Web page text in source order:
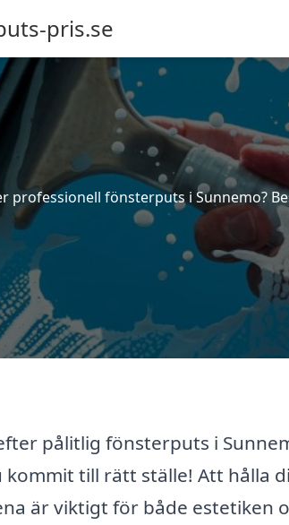
pris.se
professionell fönsterputs i Sunnemo?
pålitlig fönsterputs i
kommit till rätt ställe! Att hålla
är viktigt för både estetiken